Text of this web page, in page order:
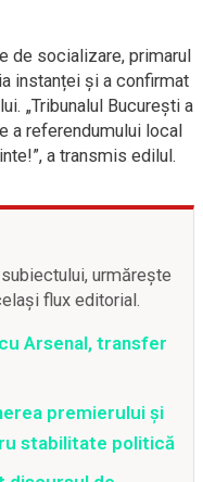
de socializare, primarul
instanței și a confirmat
„Tribunalul București a
a referendumului local
a transmis edilul.
urmărește
flux editorial.
Arsenal, transfer
premierului și
stabilitate politică